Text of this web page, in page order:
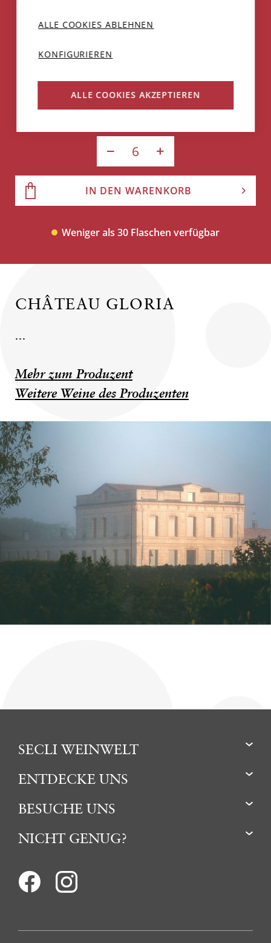
würzigen Noten. Einladender Gaumen, mit
saftiger Frucht und feinen Tanninen.
PDF DOWNLOADEN
CHF 40.00
IN DEN WARENKORB
Weniger als 30 Flaschen verfügbar
CHÂTEAU GLORIA
...
Mehr zum Produzent
Weitere Weine des Produzenten
SECLI WEINWELT
ENTDECKE UNS
BESUCHE UNS
NICHT GENUG?
ALLE COOKIES ABLEHNEN
KONFIGURIEREN
ALLE COOKIES AKZEPTIEREN